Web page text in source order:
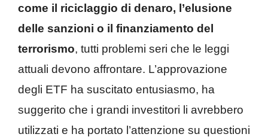
come il riciclaggio di denaro, l’elusione
delle sanzioni o il finanziamento del
terrorismo, tutti problemi seri che le leggi
attuali devono affrontare. L’approvazione
degli ETF ha suscitato entusiasmo, ha
suggerito che i grandi investitori li avrebbero
utilizzati e ha portato l’attenzione su questioni